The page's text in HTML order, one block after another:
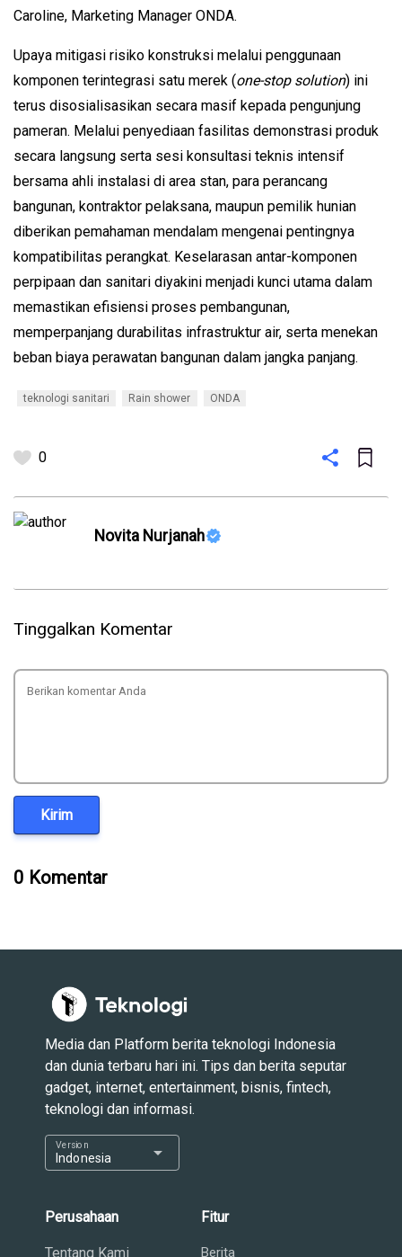
Caroline, Marketing Manager ONDA.
Upaya mitigasi risiko konstruksi melalui penggunaan
komponen terintegrasi satu merek (one-stop solution) ini
terus disosialisasikan secara masif kepada pengunjung
pameran. Melalui penyediaan fasilitas demonstrasi produk
secara langsung serta sesi konsultasi teknis intensif
bersama ahli instalasi di area stan, para perancang
bangunan, kontraktor pelaksana, maupun pemilik hunian
diberikan pemahaman mendalam mengenai pentingnya
kompatibilitas perangkat. Keselarasan antar-komponen
perpipaan dan sanitari diyakini menjadi kunci utama dalam
memastikan efisiensi proses pembangunan,
memperpanjang durabilitas infrastruktur air, serta menekan
beban biaya perawatan bangunan dalam jangka panjang.
teknologi sanitari Rain shower ONDA
0
Novita Nurjanah
Tinggalkan Komentar
Kirim
0 Komentar
Media dan Platform berita teknologi Indonesia
dan dunia terbaru hari ini. Tips dan berita seputar
gadget, internet, entertainment, bisnis, fintech,
teknologi dan informasi.
Indonesia
Version arrow_drop_down
Perusahaan
Tentang Kami
Fitur
Berita